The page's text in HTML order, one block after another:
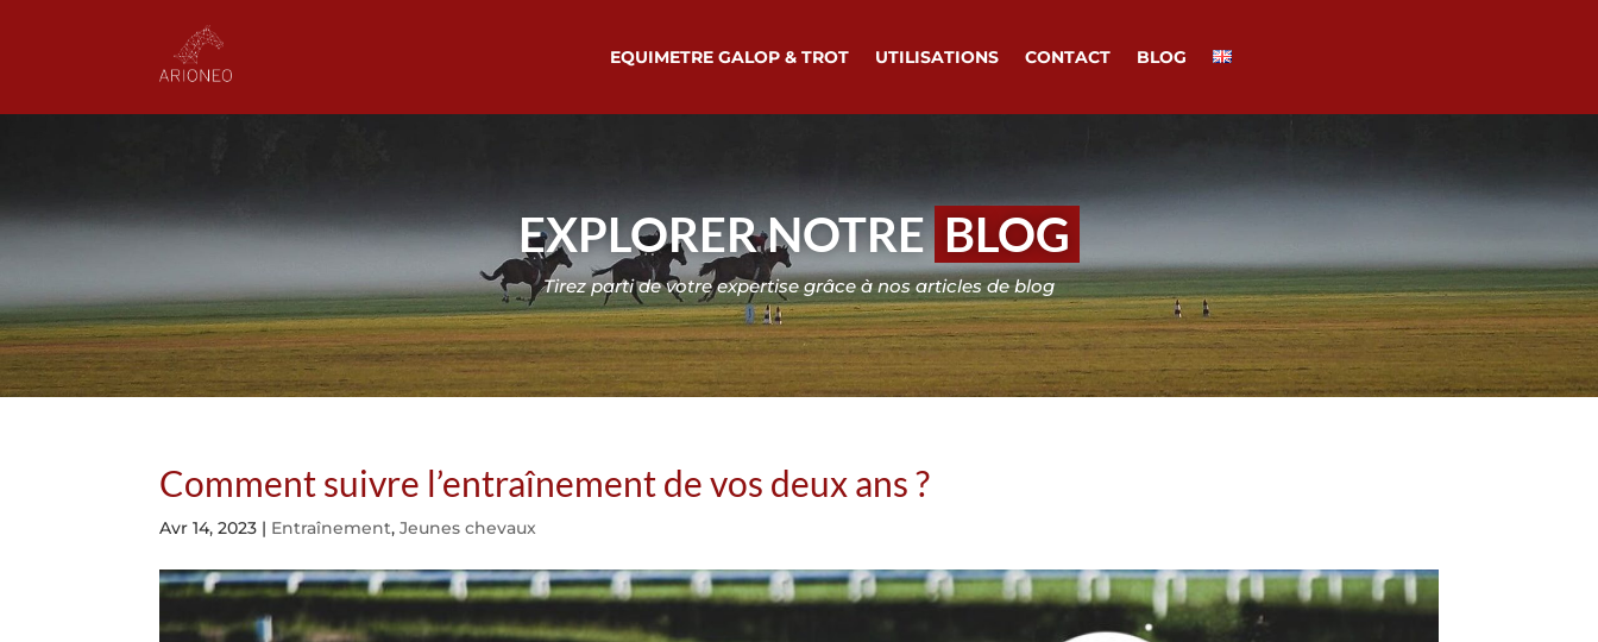
EQUIMETRE GALOP & TROT UTILISATIONS CONTACT BLOG
EXPLORER NOTRE BLOG
Tirez parti de votre expertise grâce à nos articles de blog
Comment suivre l’entraînement de vos deux ans ?
Avr 14, 2023 | Entraînement,Jeunes chevaux